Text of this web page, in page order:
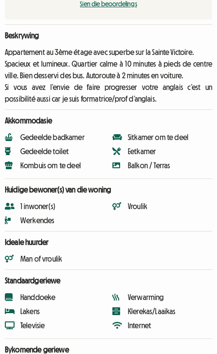
Sien die beoordelings
Beskrywing
Appartement au 3ème étage avec superbe sur la Sainte Victoire.
Spacieux et lumineux. Quartier calme à 10 minutes à pieds de centre
ville. Bien desservi des bus. Autoroute à 2 minutes en voiture.
Si vous avez l’envie de faire progresser votre anglais c’est un
possibilité aussi car je suis formatrice/prof d’anglais.
Akkommodasie
Gedeelde badkamer
Gedeelde toilet
Kombuis om te deel
Sitkamer om te deel
Eetkamer
Balkon / Terras
Huidige bewoner(s) van die woning
1 inwoner(s)
Werkendes
Vroulik
Ideale huurder
Man of vroulik
Standaardgeriewe
Handdoeke
Lakens
Televisie
Verwarming
Klerekas/Laaikas
Internet
Bykomende geriewe